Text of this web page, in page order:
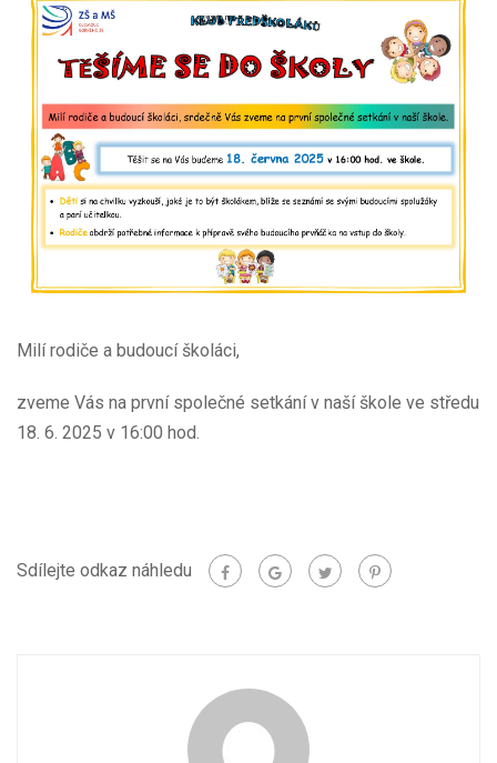
Milí rodiče a budoucí školáci,
zveme Vás na první společné setkání v naší škole ve středu
18. 6. 2025 v 16:00 hod.
Sdílejte odkaz náhledu